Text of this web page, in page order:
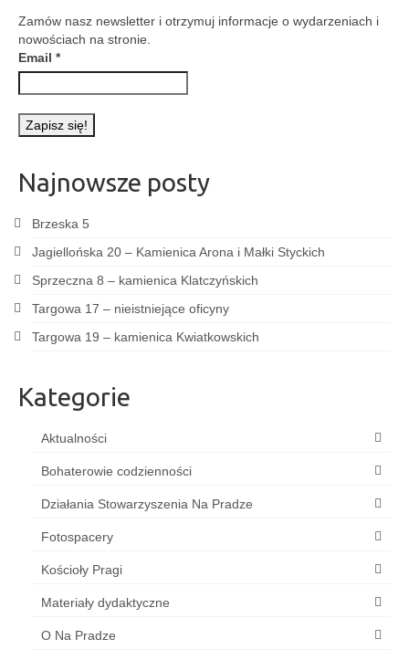
Zamów nasz newsletter i otrzymuj informacje o wydarzeniach i
nowościach na stronie.
Email *
Najnowsze posty
Brzeska 5
Jagiellońska 20 – Kamienica Arona i Małki Styckich
Sprzeczna 8 – kamienica Klatczyńskich
Targowa 17 – nieistniejące oficyny
Targowa 19 – kamienica Kwiatkowskich
Kategorie
Aktualności
Bohaterowie codzienności
Działania Stowarzyszenia Na Pradze
Fotospacery
Kościoły Pragi
Materiały dydaktyczne
O Na Pradze